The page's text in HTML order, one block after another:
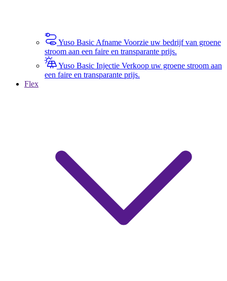
Yuso Basic Afname Voorzie uw bedrijf van groene
stroom aan een faire en transparante prijs.
Yuso Basic Injectie Verkoop uw groene stroom aan
een faire en transparante prijs.
Flex